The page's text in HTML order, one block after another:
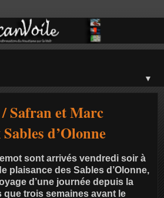
▼
Safran et Marc
d’Olonne
sont arrivés vendredi soir à
plaisance des Sables d’Olonne,
d’une journée depuis la
que trois semaines avant le